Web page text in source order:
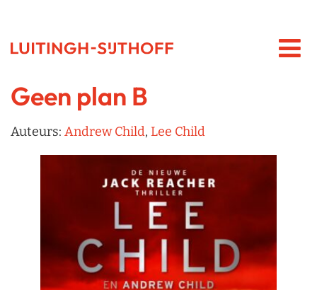
Geen plan B
Auteurs: Andrew Child, Lee Child